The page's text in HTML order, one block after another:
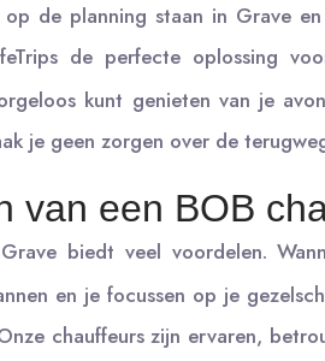
de planning staan in Grave
de perfecte oplossing
kunt genieten van je
je geen zorgen over de
van een BOB
biedt veel voordelen.
en je focussen op je
chauffeurs zijn ervaren,